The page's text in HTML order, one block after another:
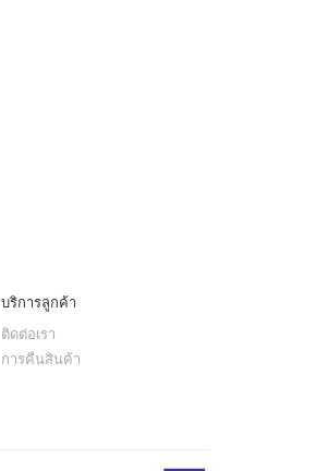
บริการลูกค้า
ติดต่อเรา
การคืนสินค้า